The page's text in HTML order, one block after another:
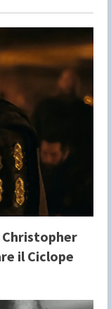
Christopher
il Ciclope